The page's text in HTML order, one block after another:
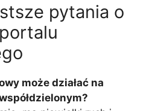
pytania o
może działać na